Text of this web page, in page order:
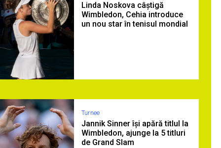
Linda Noskova câștigă
Wimbledon, Cehia introduce
un nou star în tenisul mondial
Turnee
Jannik Sinner își apără titlul la
Wimbledon, ajunge la 5 titluri
de Grand Slam